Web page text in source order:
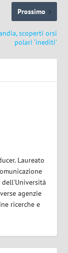
Prossimo
scoperti orsi
polari ‘inediti’
Laureato
dell'Università
agenzie
ricerche e